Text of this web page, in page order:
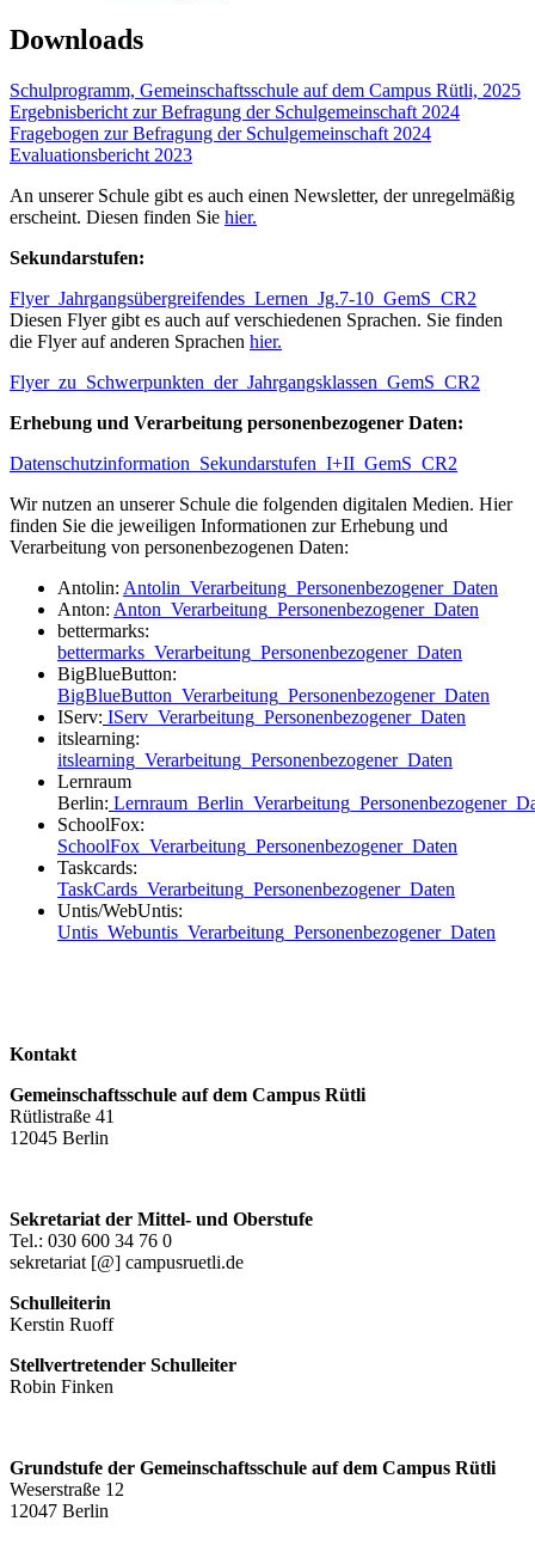
Downloads
Schulprogramm, Gemeinschaftsschule auf dem Campus Rütli, 2025
Ergebnisbericht zur Befragung der Schulgemeinschaft 2024
Fragebogen zur Befragung der Schulgemeinschaft 2024
Evaluationsbericht 2023
An unserer Schule gibt es auch einen Newsletter, der unregelmäßig
erscheint. Diesen finden Sie hier.
Sekundarstufen:
Flyer_Jahrgangsübergreifendes_Lernen_Jg.7-10_GemS_CR2
Diesen Flyer gibt es auch auf verschiedenen Sprachen. Sie finden
die Flyer auf anderen Sprachen hier.
Flyer_zu_Schwerpunkten_der_Jahrgangsklassen_GemS_CR2
Erhebung und Verarbeitung personenbezogener Daten:
Datenschutzinformation_Sekundarstufen_I+II_GemS_CR2
Wir nutzen an unserer Schule die folgenden digitalen Medien. Hier
finden Sie die jeweiligen Informationen zur Erhebung und
Verarbeitung von personenbezogenen Daten:
Antolin: Antolin_Verarbeitung_Personenbezogener_Daten
Anton: Anton_Verarbeitung_Personenbezogener_Daten
bettermarks:
bettermarks_Verarbeitung_Personenbezogener_Daten
BigBlueButton:
BigBlueButton_Verarbeitung_Personenbezogener_Daten
IServ: IServ_Verarbeitung_Personenbezogener_Daten
itslearning:
itslearning_Verarbeitung_Personenbezogener_Daten
Lernraum
Berlin:
SchoolFox:
SchoolFox_Verarbeitung_Personenbezogener_Daten
Taskcards:
TaskCards_Verarbeitung_Personenbezogener_Daten
Untis/WebUntis:
Untis_Webuntis_Verarbeitung_Personenbezogener_Daten
Kontakt
Gemeinschaftsschule auf dem Campus Rütli
Rütlistraße 41
12045 Berlin
Sekretariat der Mittel- und Oberstufe
Tel.: 030 600 34 76 0
sekretariat [@] campusruetli.de
Schulleiterin
Kerstin Ruoff
Stellvertretender Schulleiter
Robin Finken
Grundstufe der Gemeinschaftsschule auf dem Campus Rütli
Weserstraße 12
12047 Berlin